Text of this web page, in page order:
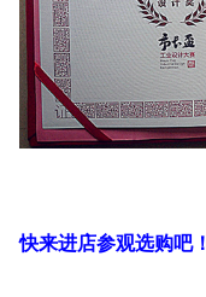
快来进店参观选购吧！